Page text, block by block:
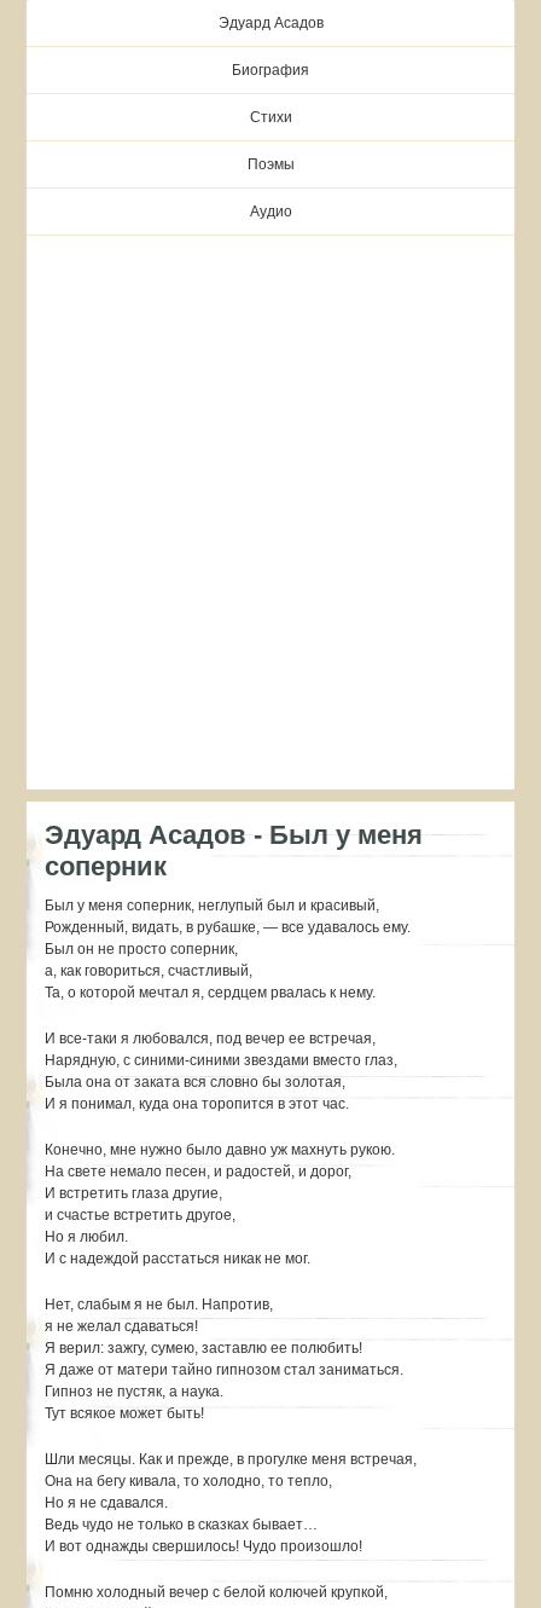
Эдуард Асадов
Биография
Стихи
Поэмы
Аудио
Эдуард Асадов - Был у меня
соперник
Был у меня соперник, неглупый был и красивый,
Рожденный, видать, в рубашке, — все удавалось ему.
Был он не просто соперник,
а, как говориться, счастливый,
Та, о которой мечтал я, сердцем рвалась к нему.
И все-таки я любовался, под вечер ее встречая,
Нарядную, с синими-синими звездами вместо глаз,
Была она от заката вся словно бы золотая,
И я понимал, куда она торопится в этот час.
Конечно, мне нужно было давно уж махнуть рукою.
На свете немало песен, и радостей, и дорог,
И встретить глаза другие,
и счастье встретить другое,
Но я любил.
И с надеждой расстаться никак не мог.
Нет, слабым я не был. Напротив,
я не желал сдаваться!
Я верил: зажгу, сумею, заставлю ее полюбить!
Я даже от матери тайно гипнозом стал заниматься.
Гипноз не пустяк, а наука.
Тут всякое может быть!
Шли месяцы. Как и прежде, в прогулке меня встречая,
Она на бегу кивала, то холодно, то тепло,
Но я не сдавался.
Ведь чудо не только в сказках бывает…
И вот однажды свершилось! Чудо произошло!
Помню холодный вечер с белой колючей крупкой,